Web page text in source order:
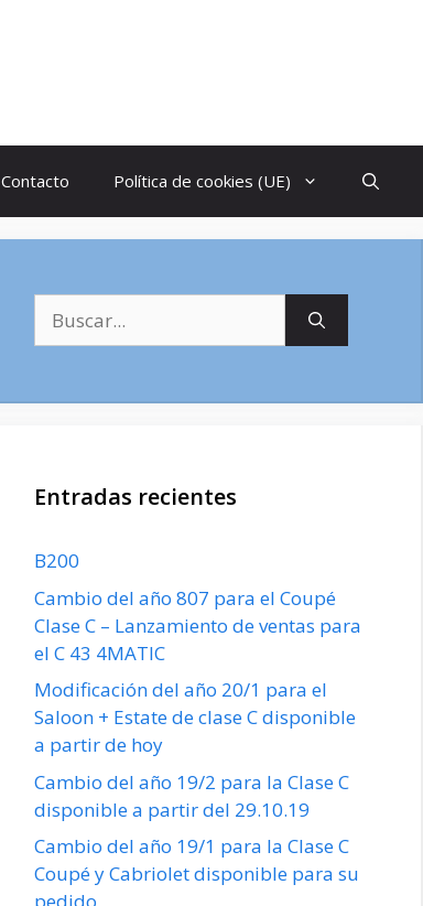
Contacto Política de cookies (UE)
Entradas recientes
B200
Cambio del año 807 para el Coupé
Clase C – Lanzamiento de ventas para
el C 43 4MATIC
Modificación del año 20/1 para el
Saloon + Estate de clase C disponible
a partir de hoy
Cambio del año 19/2 para la Clase C
disponible a partir del 29.10.19
Cambio del año 19/1 para la Clase C
Coupé y Cabriolet disponible para su